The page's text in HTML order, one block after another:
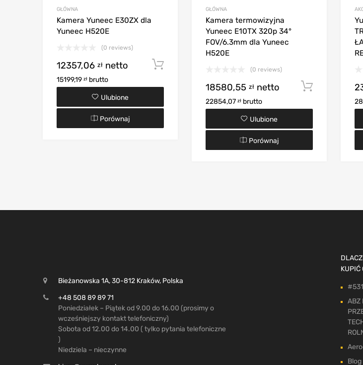
GŁÓWNA
Kamera Yuneec E30ZX dla
Yuneec H520E
(0 reviews)
12357,06 zł netto
15199,19 zł brutto
Ulubione
Porównaj
GŁÓWNA
Kamera termowizyjna
Yuneec E10TX 320p 34°
FOV/6.3mm dla Yuneec
H520E
(0 reviews)
18580,55 zł netto
22854,07 zł brutto
Dodaj
Ulubione
Porównaj
Bieżanowska 1A, 30-812 Kraków, Polska
+48 508 89 89 71
Poniedziałek – Piątek od 9.00 do 16.00 (prosimy o
wcześniejszy kontakt telefoniczny)
Sobota od 12.00 do 14.00 ( tylko pytania telefoniczne
)
Niedziela – nieczynne
KUPIĆ
ABZ
Blog